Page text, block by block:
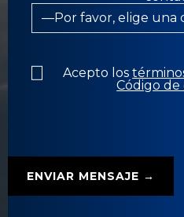
Acepto los
Código